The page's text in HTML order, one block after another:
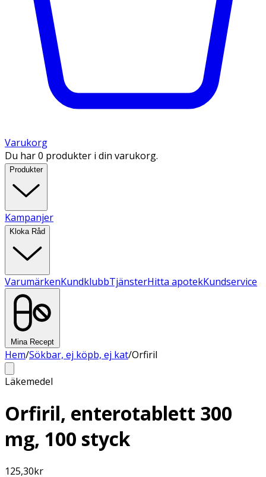
Varukorg
Du har 0 produkter i din varukorg.
Produkter
Kampanjer
Kloka Råd
VarumärkenKundklubbTjänsterHitta apotekKundservice
Mina Recept
Hem/Sökbar, ej köpb, ej kat/Orfiril
Läkemedel
Orfiril, enterotablett 300
mg, 100 styck
125,30kr